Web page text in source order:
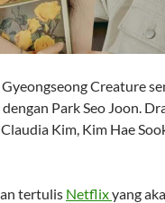
Creature
Park Seo Joon.
Kim, Kim Hae
tertulis Netflixyang